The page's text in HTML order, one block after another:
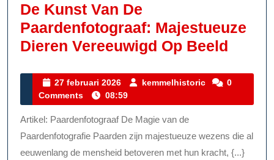
De Kunst Van De
Paardenfotograaf: Majestueuze
Dieren Vereeuwigd Op Beeld
Van
27 februari 2026
27
februari
2026
kemmelhistoric kemmelhistoric
0
Comments
08:59
Artikel: Paardenfotograaf De Magie van de
Paardenfotografie Paarden zijn majestueuze wezens die al
eeuwenlang de mensheid betoveren met hun kracht, {...}